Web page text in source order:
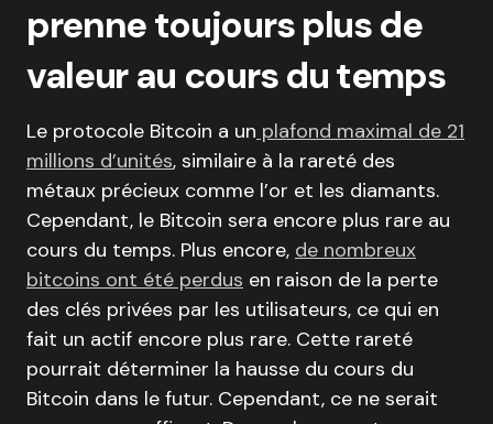
prenne toujours plus de
valeur au cours du temps
Le protocole Bitcoin a un plafond maximal de 21
millions d’unités, similaire à la rareté des
métaux précieux comme l’or et les diamants.
Cependant, le Bitcoin sera encore plus rare au
cours du temps. Plus encore, de nombreux
bitcoins ont été perdus en raison de la perte
des clés privées par les utilisateurs, ce qui en
fait un actif encore plus rare. Cette rareté
pourrait déterminer la hausse du cours du
Bitcoin dans le futur. Cependant, ce ne serait